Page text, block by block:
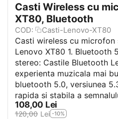
Casti Wireless cu
XT80, Bluetooth
COD: Casti-Lenovo-XT80
Casti wireless cu
Lenovo XT80 1. Bluetooth
stereo: Castile Bluetooth
experienta muzicala mai
bluetooth 5.0, versiunea
rapida si stabila a
108,00 Lei
120,00 Lei -10%